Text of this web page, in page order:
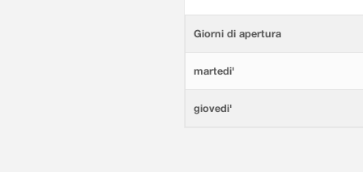
Giorni di apertura
martedi'
giovedi'